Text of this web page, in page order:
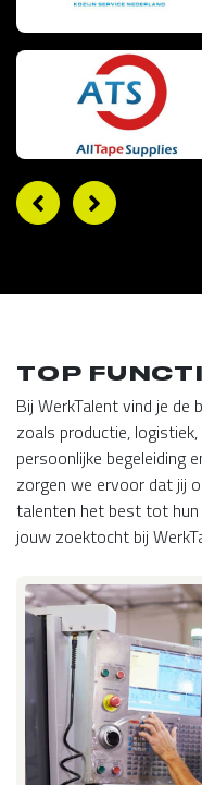
TOP
Bij WerkTalent vind je de
zoals productie,
persoonlijke begeleiding
zorgen we ervoor dat jij
talenten het best tot
jouw zoektocht bij